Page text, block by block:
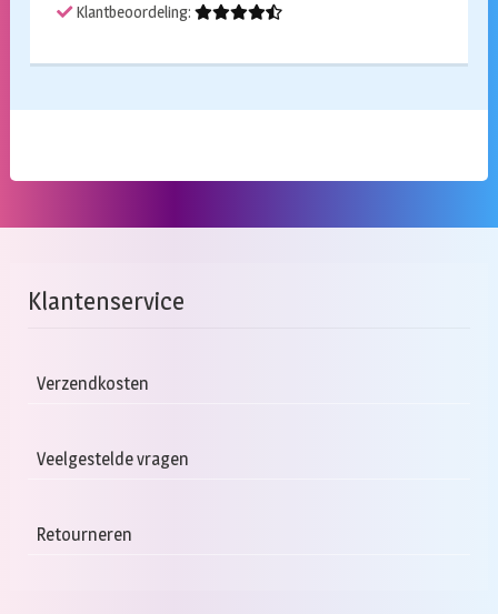
Klantbeoordeling:
Klantenservice
Verzendkosten
Veelgestelde vragen
Retourneren